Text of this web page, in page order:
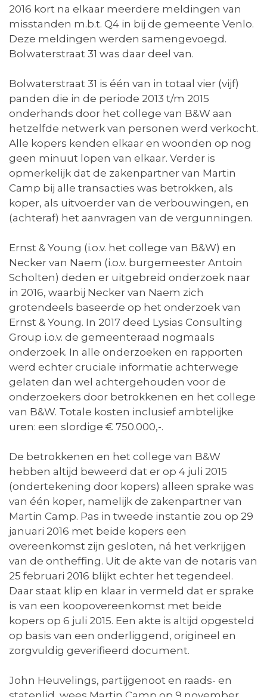
2016 kort na elkaar meerdere meldingen van
misstanden m.b.t. Q4 in bij de gemeente Venlo.
Deze meldingen werden samengevoegd.
Bolwaterstraat 31 was daar deel van.
Bolwaterstraat 31 is één van in totaal vier (vijf)
panden die in de periode 2013 t/m 2015
onderhands door het college van B&W aan
hetzelfde netwerk van personen werd verkocht.
Alle kopers kenden elkaar en woonden op nog
geen minuut lopen van elkaar. Verder is
opmerkelijk dat de zakenpartner van Martin
Camp bij alle transacties was betrokken, als
koper, als uitvoerder van de verbouwingen, en
(achteraf) het aanvragen van de vergunningen.
Ernst & Young (i.o.v. het college van B&W) en
Necker van Naem (i.o.v. burgemeester Antoin
Scholten) deden er uitgebreid onderzoek naar
in 2016, waarbij Necker van Naem zich
grotendeels baseerde op het onderzoek van
Ernst & Young. In 2017 deed Lysias Consulting
Group i.o.v. de gemeenteraad nogmaals
onderzoek. In alle onderzoeken en rapporten
werd echter cruciale informatie achterwege
gelaten dan wel achtergehouden voor de
onderzoekers door betrokkenen en het college
van B&W. Totale kosten inclusief ambtelijke
uren: een slordige € 750.000,-.
De betrokkenen en het college van B&W
hebben altijd beweerd dat er op 4 juli 2015
(ondertekening door kopers) alleen sprake was
van één koper, namelijk de zakenpartner van
Martin Camp. Pas in tweede instantie zou op 29
januari 2016 met beide kopers een
overeenkomst zijn gesloten, ná het verkrijgen
van de ontheffing. Uit de akte van de notaris van
25 februari 2016 blijkt echter het tegendeel.
Daar staat klip en klaar in vermeld dat er sprake
is van een koopovereenkomst met beide
kopers op 6 juli 2015. Een akte is altijd opgesteld
op basis van een onderliggend, origineel en
zorgvuldig geverifieerd document.
John Heuvelings, partijgenoot en raads- en